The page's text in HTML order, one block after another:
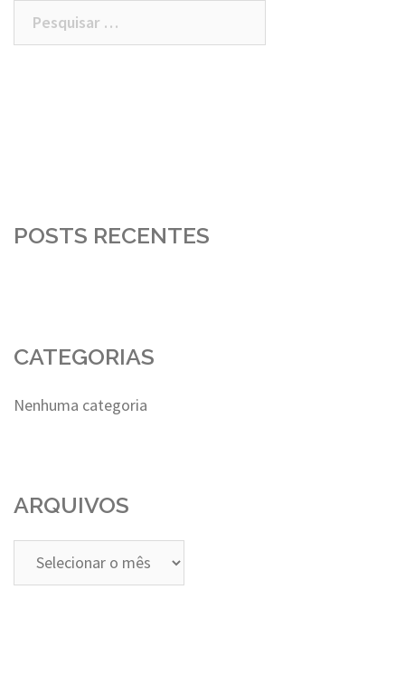
Pesquisar
por:
POSTS RECENTES
CATEGORIAS
Nenhuma categoria
ARQUIVOS
Arquivos